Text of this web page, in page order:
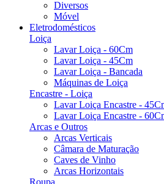
Diversos
Móvel
Eletrodomésticos
Loiça
Lavar Loiça - 60Cm
Lavar Loiça - 45Cm
Lavar Loiça - Bancada
Máquinas de Loiça
Encastre - Loiça
Lavar Loiça Encastre -
Lavar Loiça Encastre -
Arcas e Outros
Arcas Verticais
Câmara de Maturação
Caves de Vinho
Arcas Horizontais
Roupa